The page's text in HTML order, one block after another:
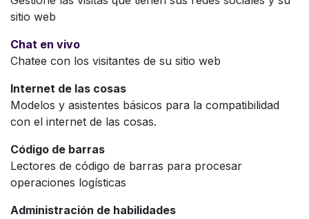
sitio web
Chat en vivo
Chatee con los visitantes de su sitio web
Internet de las cosas
Modelos y asistentes básicos para la compatibilidad
con el internet de las cosas.
Código de barras
Lectores de código de barras para procesar
operaciones logísticas
Administración de habilidades